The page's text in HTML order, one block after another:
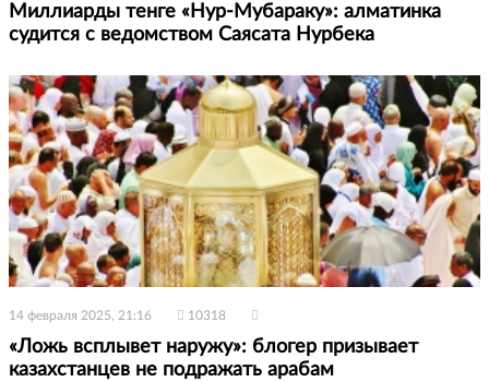
Миллиарды тенге «Нур-Мубараку»: алматинка
судится с ведомством Саясата Нурбека
14 февраля 2025, 21:16 10318
«Ложь всплывет наружу»: блогер призывает
казахстанцев не подражать арабам